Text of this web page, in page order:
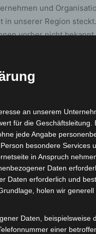
und
in unserer Region steckt.
vorher nicht bekannt
„Die freien Plätze waren
tolle Erfahrung, ein
berichtete Jana
für
unschätzbaren
Innenstadt
an unserem
für die Geschäftsleitung.
jede Angabe
besondere Services
in Anspruch
Daten
Daten erforderlich und
holen wir
Daten, beispielsweise
einer